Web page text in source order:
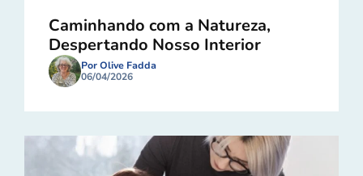
Caminhando com a Natureza,
Despertando Nosso Interior
Por Olive Fadda
06/04/2026